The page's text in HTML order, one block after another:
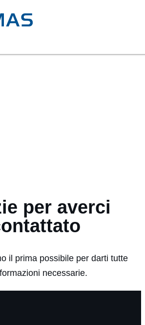
per averci
il prima possibile per darti tutte
necessarie.